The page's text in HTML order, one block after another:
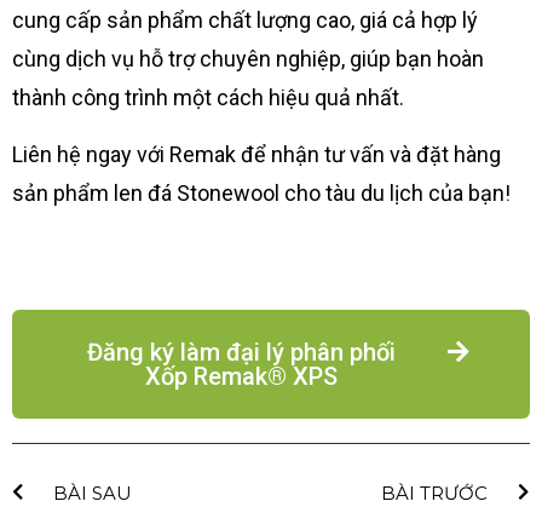
cung cấp sản phẩm chất lượng cao, giá cả hợp lý
cùng dịch vụ hỗ trợ chuyên nghiệp, giúp bạn hoàn
thành công trình một cách hiệu quả nhất.
Liên hệ ngay với Remak để nhận tư vấn và đặt hàng
sản phẩm len đá Stonewool cho tàu du lịch của bạn!
Đăng ký làm đại lý phân phối
Xốp Remak® XPS
BÀI SAU BÀI TRƯỚC